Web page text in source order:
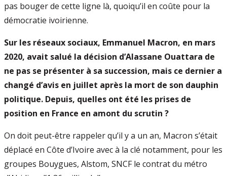
pas bouger de cette ligne là, quoiqu’il en coûte pour la
démocratie ivoirienne.
Sur les réseaux sociaux, Emmanuel Macron, en mars
2020, avait salué la décision d’Alassane Ouattara de
ne pas se présenter à sa succession, mais ce dernier a
changé d’avis en juillet après la mort de son dauphin
politique. Depuis, quelles ont été les prises de
position en France en amont du scrutin ?
On doit peut-être rappeler qu’il y a un an, Macron s’était
déplacé en Côte d’Ivoire avec à la clé notamment, pour les
groupes Bouygues, Alstom, SNCF le contrat du métro